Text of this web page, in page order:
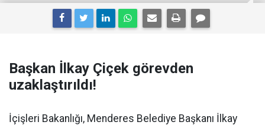
Başkan İlkay Çiçek görevden
uzaklaştırıldı!
İçişleri Bakanlığı, Menderes Belediye Başkanı İlkay